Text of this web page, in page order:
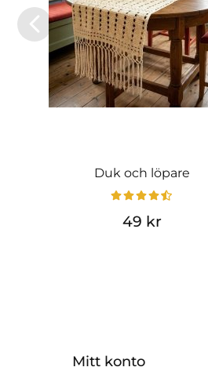
Duk och löpare
49 kr
Mitt konto